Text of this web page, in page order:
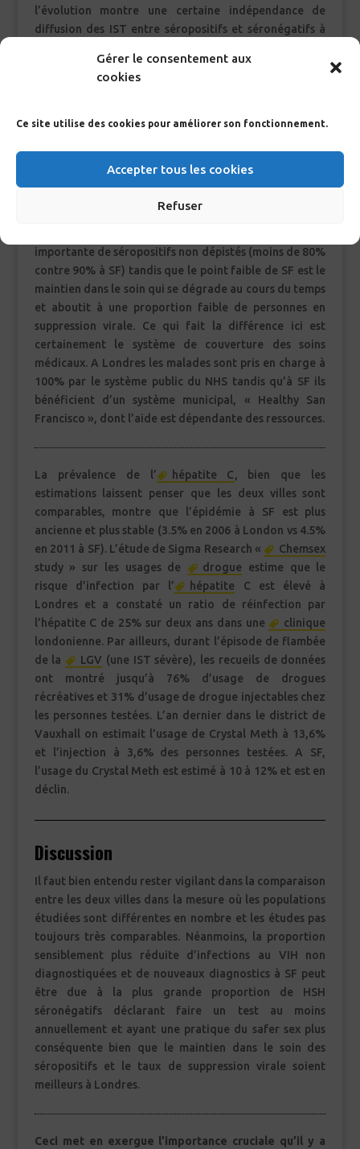
Gérer le consentement aux
cookies
Ce site utilise des cookies pour améliorer son fonctionnement.
Accepter tous les cookies
Refuser
l’évolution montre une certaine indépendance de
diffusion des IST entre séropositifs et séronégatifs à
prenant l’année 2010 comme référence, les résultats
seulement 76,9% à SF et, de même, 81,7% des
importante de séropositifs non dépistés (moins de 80%
contre 90% à SF) tandis que le point faible de SF est le
maintien dans le soin qui se dégrade au cours du temps
et aboutit à une proportion faible de personnes en
suppression virale. Ce qui fait la différence ici est
certainement le système de couverture des soins
médicaux. A Londres les malades sont pris en charge à
100% par le système public du NHS tandis qu’à SF ils
bénéficient d’un système municipal, « Healthy San
Francisco », dont l’aide est dépendante des ressources.
La prévalence de l’ hépatite C, bien que les
estimations laissent penser que les deux villes sont
comparables, montre que l’épidémie à SF est plus
ancienne et plus stable (3.5% en 2006 à London vs 4.5%
en 2011 à SF). L’étude de Sigma Research «
Chemsex
study » sur les usages de
drogue estime que le
risque d’infection par l’
hépatite C est élevé à
Londres et a constaté un ratio de réinfection par
l’hépatite C de 25% sur deux ans dans une
clinique
londonienne. Par ailleurs, durant l’épisode de flambée
de la
LGV (une IST sévère), les recueils de données
ont montré jusqu’à 76% d’usage de drogues
récréatives et 31% d’usage de drogue injectables chez
les personnes testées. L’an dernier dans le district de
Vauxhall on estimait l’usage de Crystal Meth à 13,6%
et l’injection à 3,6% des personnes testées. A SF,
l’usage du Crystal Meth est estimé à 10 à 12% et est en
déclin.
Discussion
Il faut bien entendu rester vigilant dans la comparaison
entre les deux villes dans la mesure où les populations
étudiées sont différentes en nombre et les études pas
toujours très comparables. Néanmoins, la proportion
sensiblement plus réduite d’infections au VIH non
diagnostiquées et de nouveaux diagnostics à SF peut
être due à la plus grande proportion de HSH
séronégatifs déclarant faire un test au moins
annuellement et ayant une pratique du safer sex plus
conséquente bien que le maintien dans le soin des
séropositifs et le taux de suppression virale soient
meilleurs à Londres.
Ceci met en exergue l’importance cruciale qu’il y a